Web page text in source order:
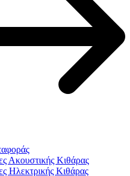
Ακουστικής Κιθάρας
Ηλεκτρικής Κιθάρας